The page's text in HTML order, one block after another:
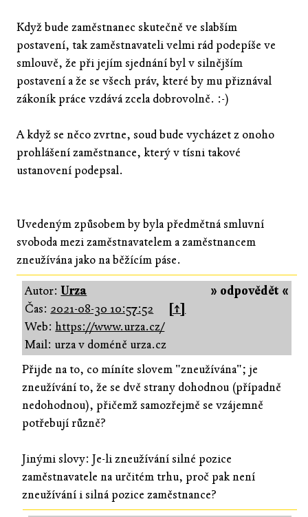
Když bude zaměstnanec skutečně ve slabším
postavení, tak zaměstnavateli velmi rád podepíše ve
smlouvě, že při jejím sjednání byl v silnějším
postavení a že se všech práv, které by mu přiznával
zákoník práce vzdává zcela dobrovolně. :-)
A když se něco zvrtne, soud bude vycházet z onoho
prohlášení zaměstnance, který v tísni takové
ustanovení podepsal.
Uvedeným způsobem by byla předmětná smluvní
svoboda mezi zaměstnavatelem a zaměstnancem
zneužívána jako na běžícím páse.
» odpovědět «
Autor:Urza
Čas: 2021-08-30 10:57:52
[↑]
Web:https://www.urza.cz/
Mail: urza v doméně urza.cz
Přijde na to, co míníte slovem "zneužívána"; je
zneužívání to, že se dvě strany dohodnou (případně
nedohodnou), přičemž samozřejmě se vzájemně
potřebují různě?
Jinými slovy: Je-li zneužívání silné pozice
zaměstnavatele na určitém trhu, proč pak není
zneužívání i silná pozice zaměstnance?